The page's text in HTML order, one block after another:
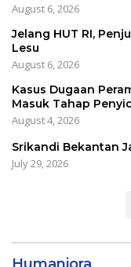
August 6, 2026
Jelang HUT RI,
Lesu
August 6, 2026
Kasus Dugaan
Masuk Tahap
August 4, 2026
Srikandi Bekantan
July 29, 2026
Humaniora